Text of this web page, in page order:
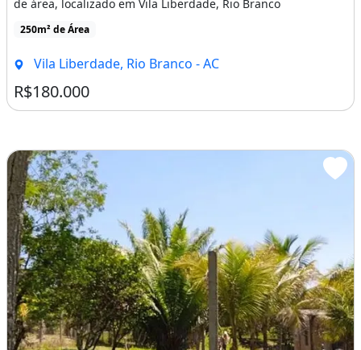
de área, localizado em Vila Liberdade, Rio Branco
250m² de Área
Vila Liberdade, Rio Branco - AC
R$180.000